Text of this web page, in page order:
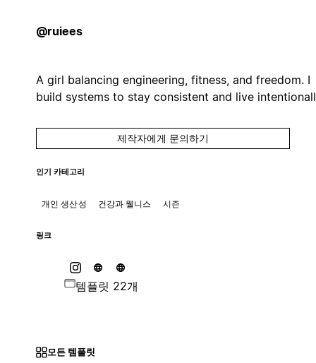
@ruiees
A girl balancing engineering, fitness, and freedom. I
build systems to stay consistent and live
제작자에게 문의하기
인기 카테고리
개인 생산성 건강과 웰니스 시즌
링크
템플릿 22개
모든 템플릿